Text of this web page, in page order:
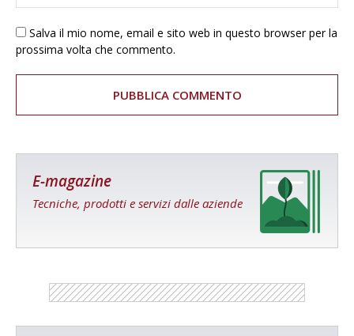
Salva il mio nome, email e sito web in questo browser per la
prossima volta che commento.
E-magazine
Tecniche, prodotti e servizi dalle aziende